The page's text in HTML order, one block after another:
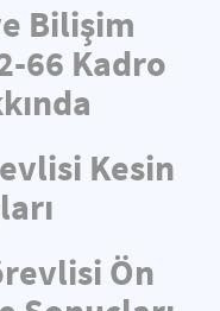
Bilişim
66 Kadro
Kesin
Ön